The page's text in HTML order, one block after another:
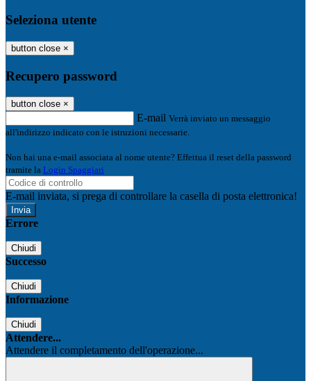
Seleziona utente
button close ×
Recupero password
button close ×
E-mail Verrà inviato un messaggio
all'indirizzo indicato con le istruzioni necessarie.
Non hai una e-mail associata al nome utente? Effettua il reset della password
tramite la Login Spaggiari
E-mail inviata, si prega di controllare la casella di posta elettronica!
Errore
Chiudi
Successo
Chiudi
Informazione
Chiudi
Attendere...
Attendere il completamento dell'operazione...